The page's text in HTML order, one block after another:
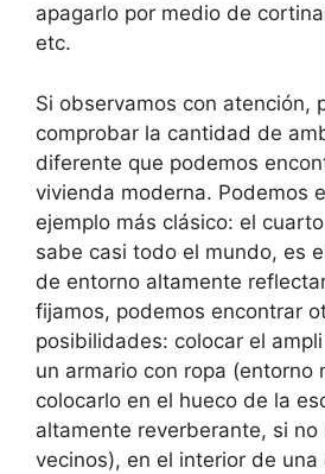
apagarlo por medio de
etc.
Si observamos con atención,
comprobar la cantidad de
diferente que podemos
vivienda moderna. Podemos
ejemplo más clásico: el
sabe casi todo el mundo, es
de entorno altamente
fijamos, podemos encontrar
posibilidades: colocar el
un armario con ropa (entorno
colocarlo en el hueco de la
altamente reverberante, si no
vecinos), en el interior de una